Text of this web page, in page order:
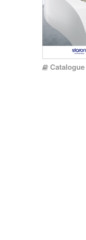
Catalogue